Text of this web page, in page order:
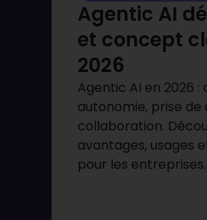
Agentic AI
et concept
2026
Agentic AI en 2026 :
autonomie, prise de
collaboration.
avantages, usages
pour les entreprises.